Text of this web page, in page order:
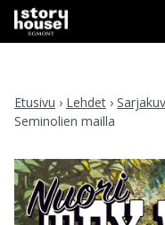
Etusivu › Lehdet ›
Seminolien mailla